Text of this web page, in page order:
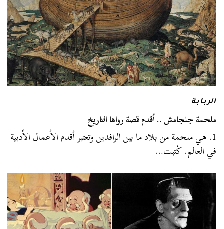
الربابة
ملحمة جلجامش .. أقدم قصة رواها التاريخ
1. هي ملحمة من بلاد ما بين الرافدين وتعتبر أقدم الأعمال الأدبية
في العالم. كُتبت…